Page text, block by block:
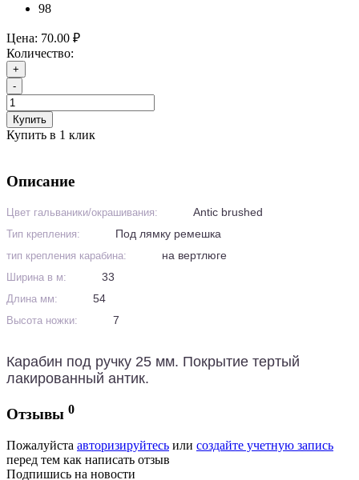
98
Цена: 70.00 ₽
Количество:
+
-
Купить
Купить в 1 клик
Описание
Цвет гальваники/окрашивания: Antic brushed
Тип крепления: Под лямку ремешка
тип крепления карабина: на вертлюге
Ширина в м: 33
Длина мм: 54
Высота ножки: 7
Карабин под ручку 25 мм. Покрытие тертый
лакированный антик.
Отзывы 0
Пожалуйста авторизируйтесь или создайте учетную запись
перед тем как написать отзыв
Подпишись на новости